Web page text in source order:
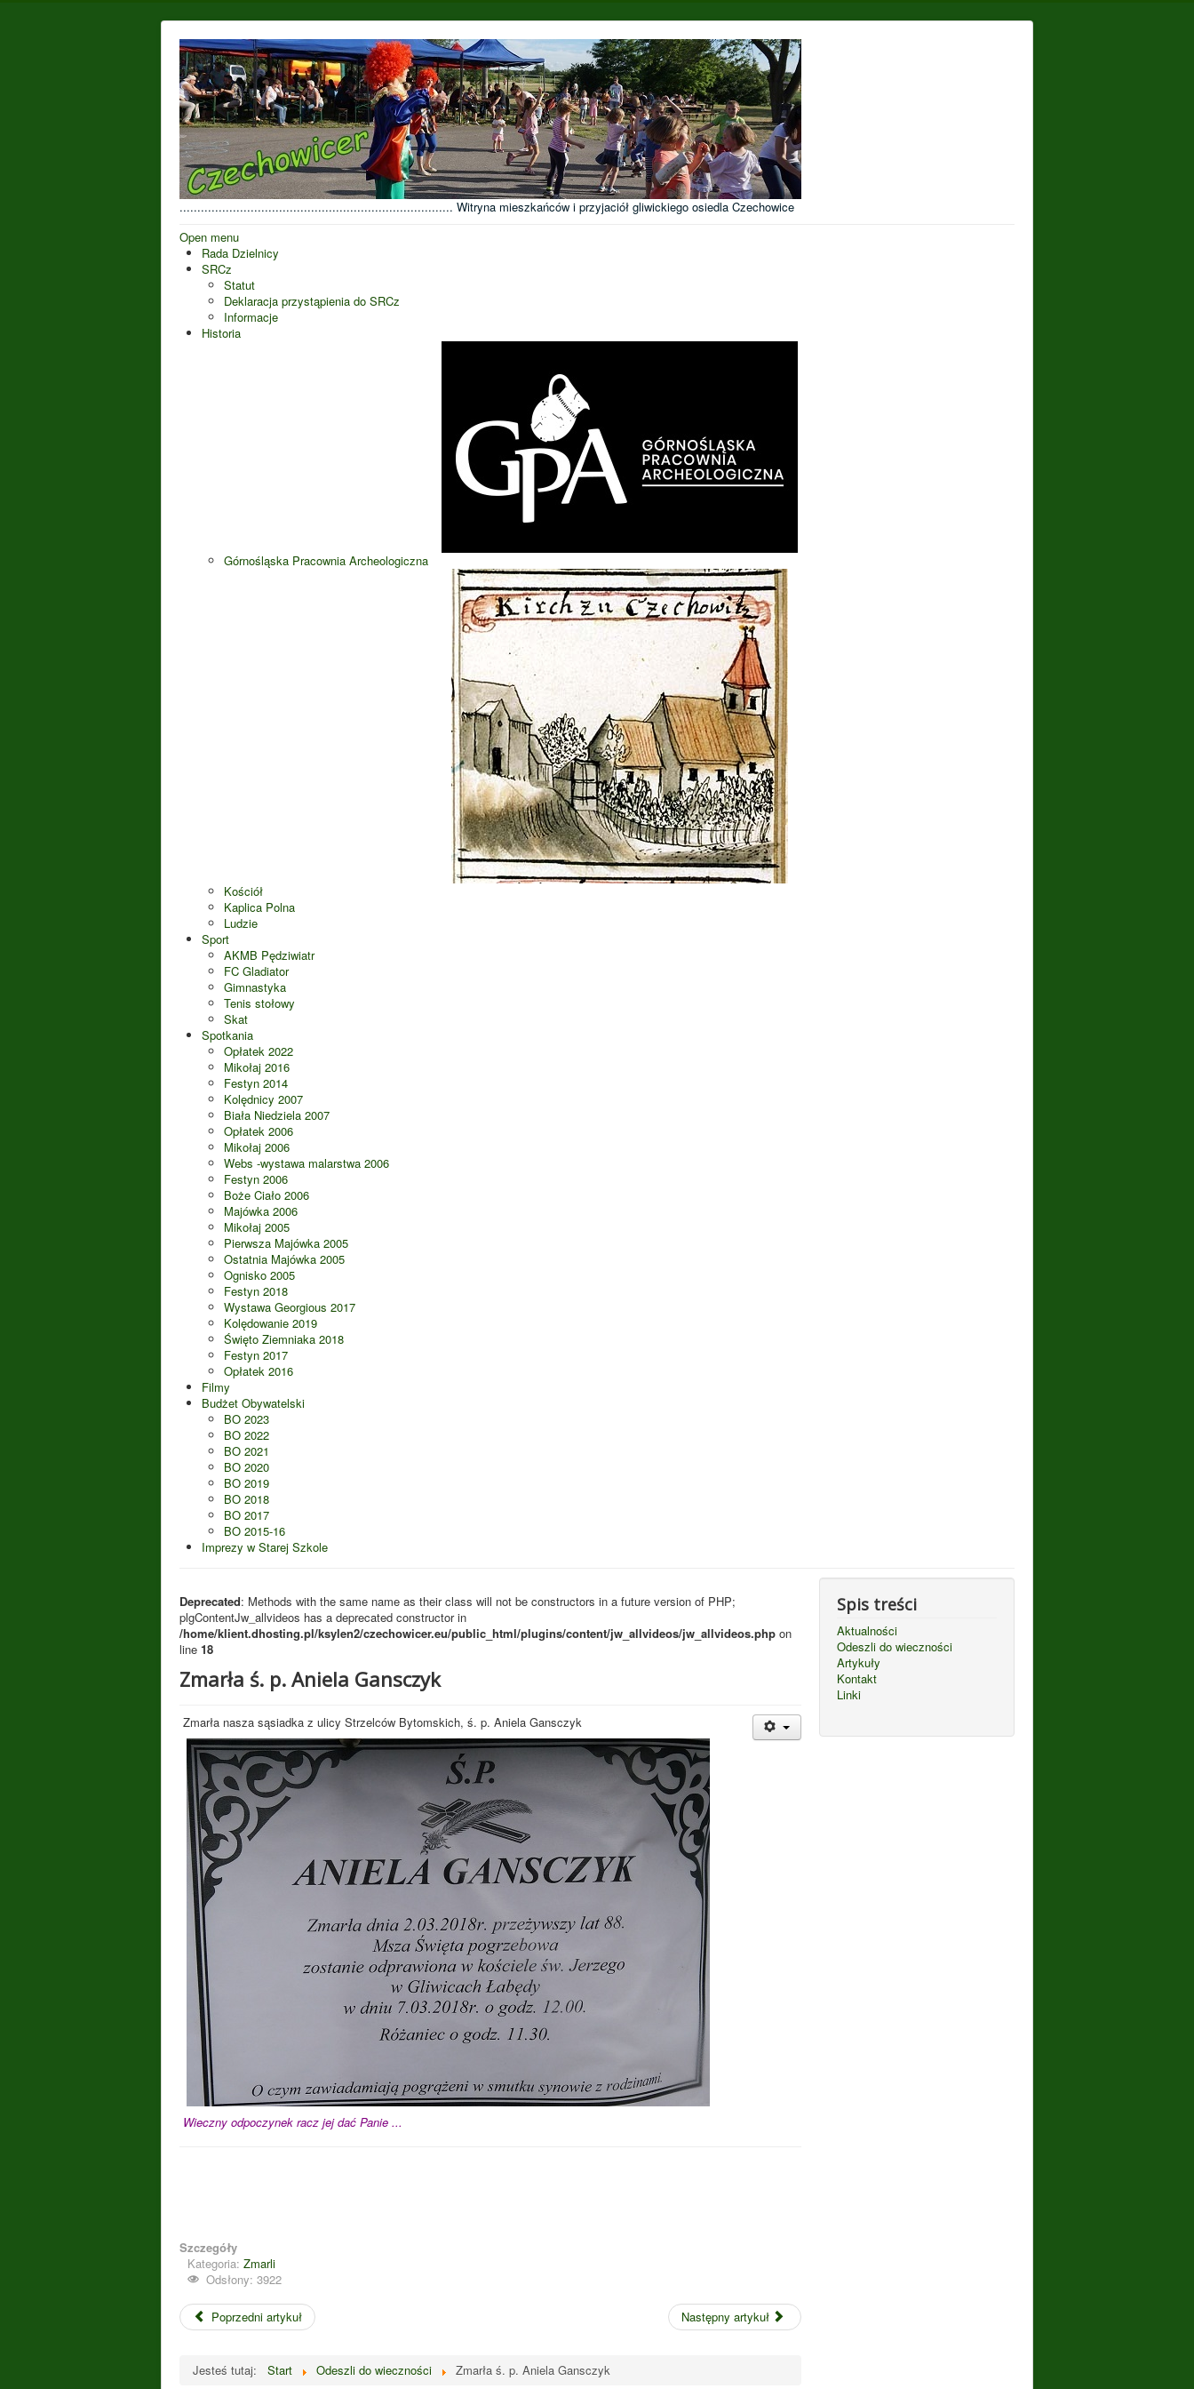
............................................................................. Witryna mieszkańców i przyjaciół gliwickiego osiedla Czechowice
Open menu
Rada Dzielnicy
SRCz
Statut
Deklaracja przystąpienia do SRCz
Informacje
Historia
Górnośląska Pracownia Archeologiczna
Kościół
Kaplica Polna
Ludzie
Sport
AKMB Pędziwiatr
FC Gladiator
Gimnastyka
Tenis stołowy
Skat
Spotkania
Opłatek 2022
Mikołaj 2016
Festyn 2014
Kolędnicy 2007
Biała Niedziela 2007
Opłatek 2006
Mikołaj 2006
Webs -wystawa malarstwa 2006
Festyn 2006
Boże Ciało 2006
Majówka 2006
Mikołaj 2005
Pierwsza Majówka 2005
Ostatnia Majówka 2005
Ognisko 2005
Festyn 2018
Wystawa Georgious 2017
Kolędowanie 2019
Święto Ziemniaka 2018
Festyn 2017
Opłatek 2016
Filmy
Budżet Obywatelski
BO 2023
BO 2022
BO 2021
BO 2020
BO 2019
BO 2018
BO 2017
BO 2015-16
Imprezy w Starej Szkole
Deprecated: Methods with the same name as their class will not be constructors in a future version of PHP;
plgContentJw_allvideos has a deprecated constructor in
/home/klient.dhosting.pl/ksylen2/czechowicer.eu/public_html/plugins/content/jw_allvideos/jw_allvideos.php on
line 18
Zmarła ś. p. Aniela Gansczyk
Zmarła nasza sąsiadka z ulicy Strzelców Bytomskich, ś. p. Aniela Gansczyk
Wieczny odpoczynek racz jej dać Panie ...
Szczegóły
Kategoria: Zmarli
Odsłony: 3922
Poprzedni artykuł Następny artykuł
Jesteś tutaj: Start Odeszli do wieczności Zmarła ś. p. Aniela Gansczyk
Spis treści
Aktualności
Odeszli do wieczności
Artykuły
Kontakt
Linki